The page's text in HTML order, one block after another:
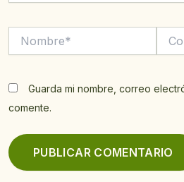
Guarda mi nombre, correo
comente.